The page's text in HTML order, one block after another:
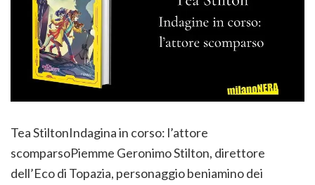
Tea StiltonIndagina in corso: l’attore
scomparsoPiemme Geronimo Stilton, direttore
dell’Eco di Topazia, personaggio beniamino dei